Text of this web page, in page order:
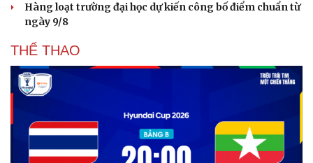
Văn hóa
Văn học
Giải trí
Nghệ sĩ
Hàng loạt trường đại học dự kiến công bố điểm chuẩn từ
ngày 9/8
THỂ THAO